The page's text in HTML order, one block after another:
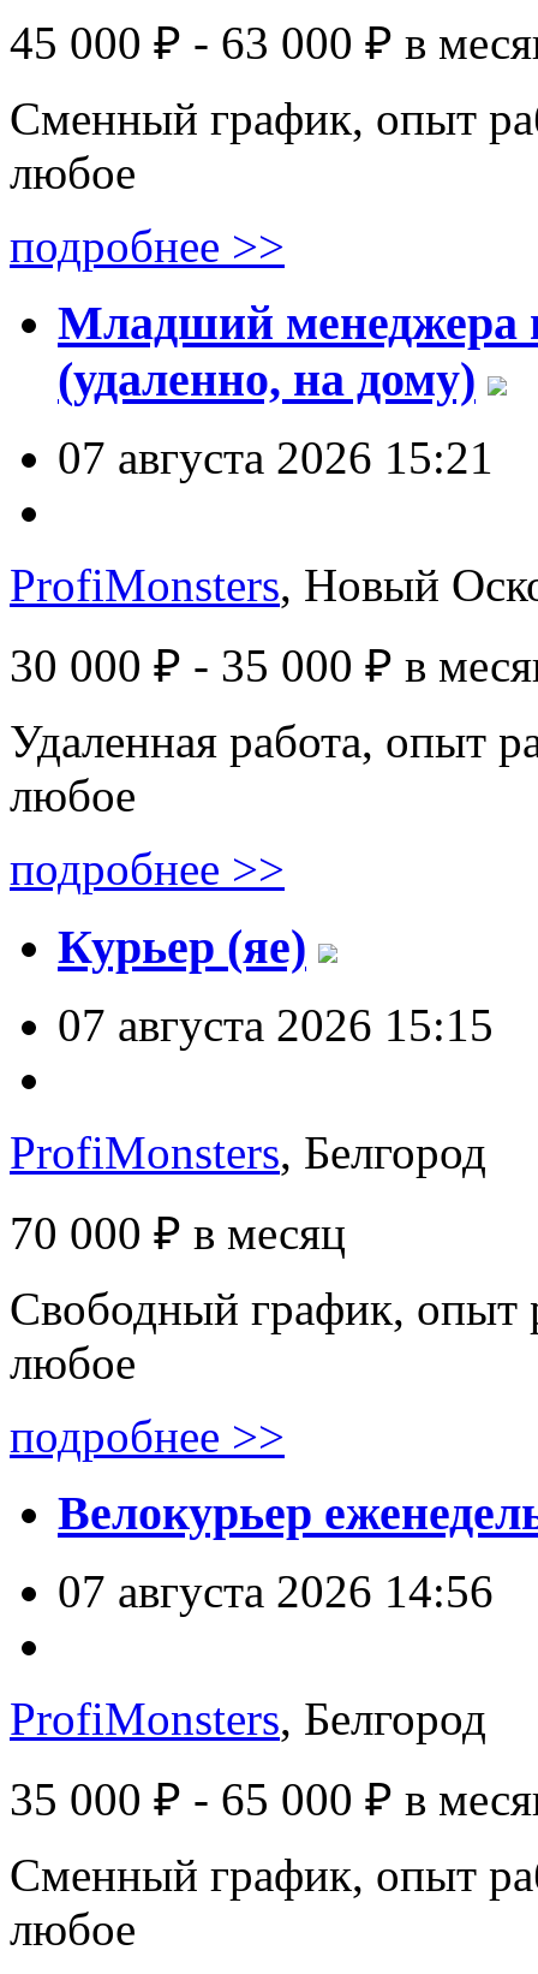
45 000 ₽ - 63 000 ₽ в
Сменный график, опыт
любое
подробнее >>
Младший менеджера
(удаленно, на дому)
07 августа 2026 15:21
ProfiMonsters, Новый
30 000 ₽ - 35 000 ₽ в
Удаленная работа, опыт
любое
подробнее >>
Курьер (яе)
07 августа 2026 15:15
ProfiMonsters, Белгород
70 000 ₽ в месяц
Свободный график, опыт
любое
подробнее >>
Велокурьер
07 августа 2026 14:56
ProfiMonsters, Белгород
35 000 ₽ - 65 000 ₽ в
Сменный график, опыт
любое